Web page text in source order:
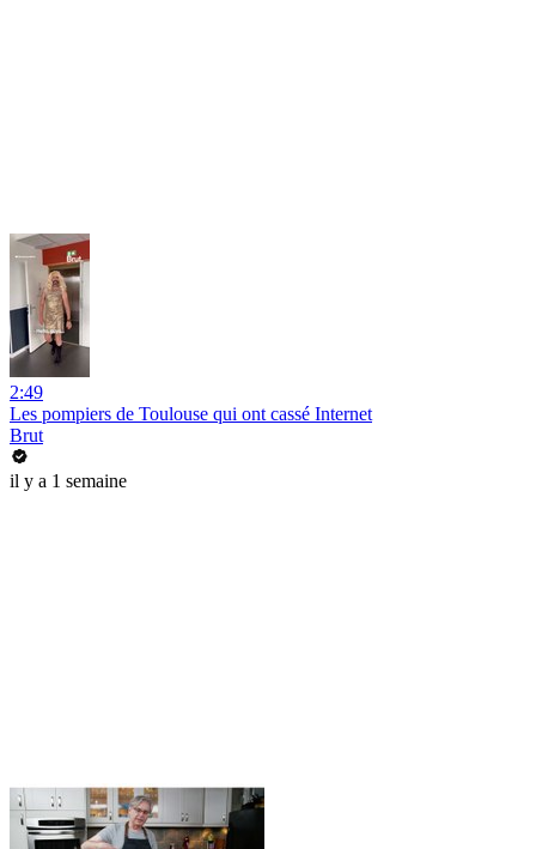
2:49
Les pompiers de Toulouse qui ont cassé Internet
Brut
il y a 1 semaine